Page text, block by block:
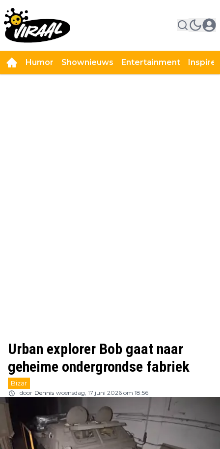
Humor Shownieuws Entertainment
Urban explorer Bob gaat naar
geheime ondergrondse fabriek
Bizar
door Dennis woensdag, 17 juni 2026 om 18:56